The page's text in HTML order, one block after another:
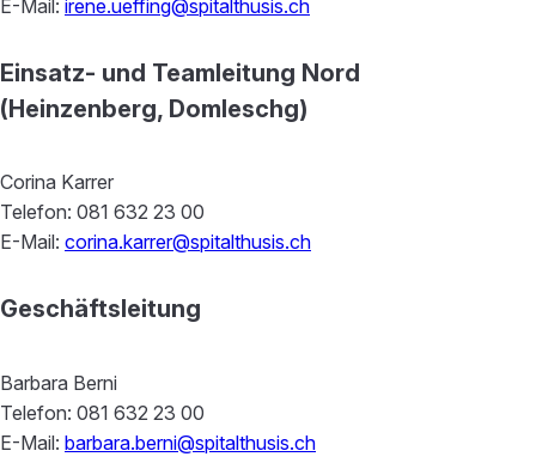
E-Mail: irene.ueffing@spitalthusis.ch
Einsatz- und Teamleitung Nord
(Heinzenberg, Domleschg)
Corina Karrer
Telefon: 081 632 23 00
E-Mail: corina.karrer@spitalthusis.ch
Geschäftsleitung
Barbara Berni
Telefon: 081 632 23 00
E-Mail: barbara.berni@spitalthusis.ch